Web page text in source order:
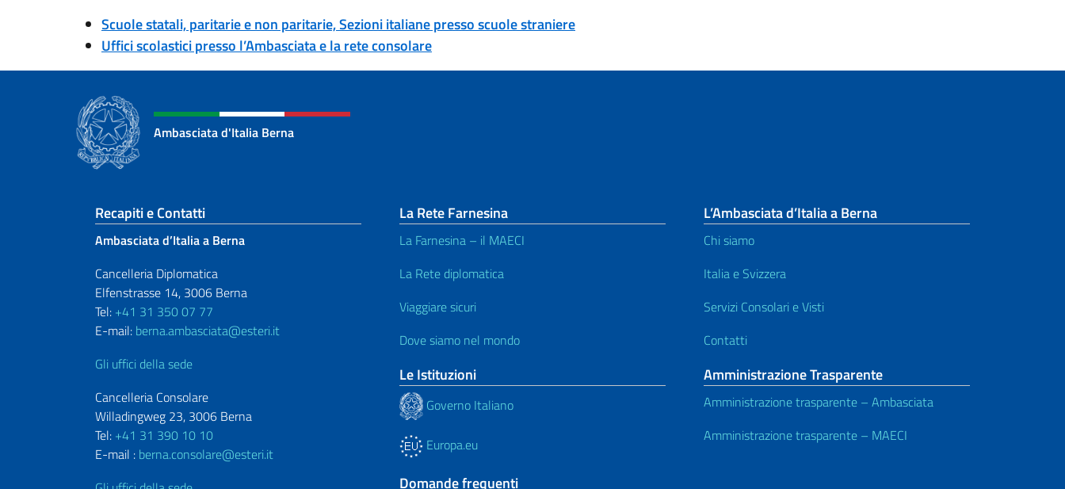
Scuole statali, paritarie e non paritarie, Sezioni italiane presso scuole straniere
Uffici scolastici presso l’Ambasciata e la rete consolare
Ambasciata d'Italia Berna
Sezione footer
Recapiti e Contatti
Ambasciata d’Italia a Berna
Cancelleria Diplomatica
Elfenstrasse 14, 3006 Berna
Tel: +41 31 350 07 77
E-mail: berna.ambasciata@esteri.it
Gli uffici della sede
Cancelleria Consolare
Willadingweg 23, 3006 Berna
Tel: +41 31 390 10 10
E-mail : berna.consolare@esteri.it
La Rete Farnesina
La Farnesina – il MAECI
La Rete diplomatica
Viaggiare sicuri
Dove siamo nel mondo
Le Istituzioni
Governo Italiano
Europa.eu
Domande frequenti
L’Ambasciata d’Italia a Berna
Chi siamo
Italia e Svizzera
Servizi Consolari e Visti
Contatti
Amministrazione Trasparente
Amministrazione trasparente – Ambasciata
Amministrazione trasparente – MAECI